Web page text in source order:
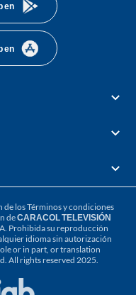
en
en
de losTérminos y condiciones
deCARACOL TELEVISIÓN
Prohibida su reproducción
idioma sin autorización
or in part, or translation
All rights reserved 2025.